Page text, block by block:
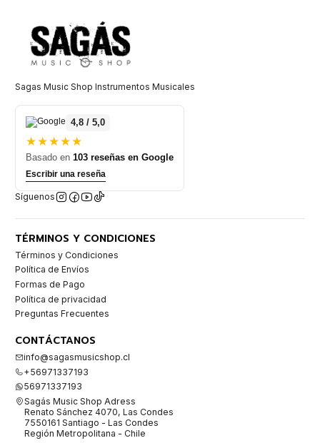
Sagas Music Shop Instrumentos Musicales
4,8 / 5,0
★★★★★
Basado en 103 reseñas en Google
Escribir una reseña
Síguenos
TÉRMINOS Y CONDICIONES
Términos y Condiciones
Política de Envíos
Formas de Pago
Política de privacidad
Preguntas Frecuentes
CONTÁCTANOS
info@sagasmusicshop.cl
+56971337193
56971337193
Sagás Music Shop Adress
Renato Sánchez 4070, Las Condes
7550161 Santiago - Las Condes
Región Metropolitana - Chile